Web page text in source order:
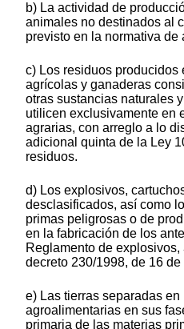
b) La actividad de
animales no destinados al
previsto en la normativa de
c) Los residuos producidos
agrícolas y ganaderas
otras sustancias naturales
utilicen exclusivamente en
agrarias, con arreglo a lo
adicional quinta de la Ley
residuos.
d) Los explosivos,
desclasificados, así como
primas peligrosas o de
en la fabricación de los
Reglamento de
decreto 230/1998, de 16 de
e) Las tierras separadas
agroalimentarias en sus
primaria de las materias